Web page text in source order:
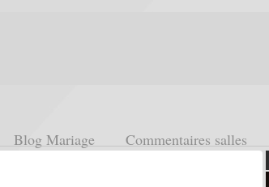
Blog Mariage Commentaires salles